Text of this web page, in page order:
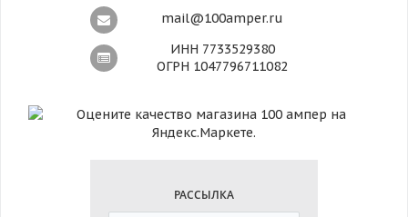
mail@100amper.ru
ИНН 7733529380
ОГРН 1047796711082
РАССЫЛКА